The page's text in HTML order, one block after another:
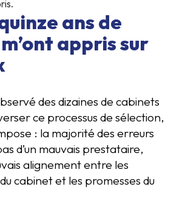
ans de
appris sur
des dizaines de cabinets
ce processus de sélection,
: la majorité des erreurs
d’un mauvais prestataire,
alignement entre les
cabinet et les promesses du